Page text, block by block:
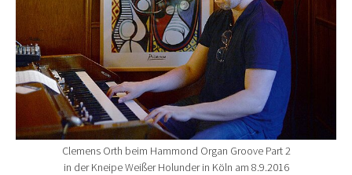
Clemens Orth beim Hammond Organ Groove Part 2
in der Kneipe Weißer Holunder in Köln am 8.9.2016